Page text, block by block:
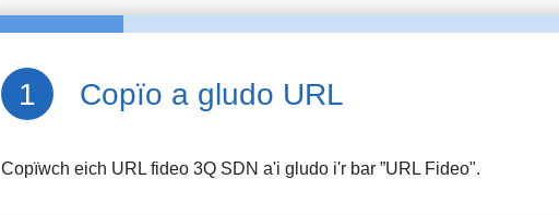
Copïo a gludo URL
Copïwch eich URL fideo 3Q SDN a'i gludo i'r bar ”URL Fideo".